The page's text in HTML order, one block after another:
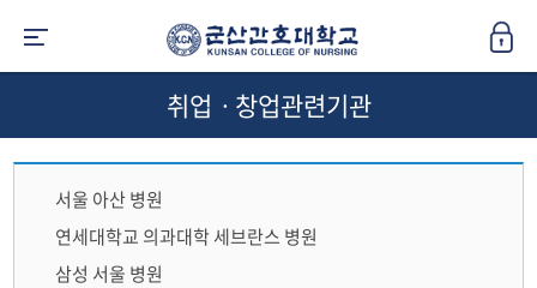
취업ㆍ창업관련기관
서울 아산 병원
연세대학교 의과대학 세브란스 병원
삼성 서울 병원